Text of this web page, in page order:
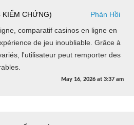
CHỨNG)
Phản Hồi
comparatif casinos en ligne en
de jeu inoubliable. Grâce à
l'utilisateur peut remporter des
May 16, 2026 at 3:37 am